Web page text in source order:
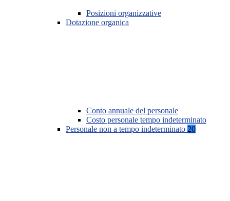
Posizioni organizzative
Dotazione organica
Conto annuale del personale
Costo personale tempo indeterminato
Personale non a tempo indeterminato 20